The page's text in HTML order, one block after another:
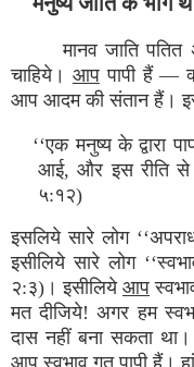
मानव जाति
चाहिये। आपपापी हैं —
आप आदम की संतान हैं।
‘‘एक मनुष्य के द्वारा
आई, और इस रीति से
५:१२)
इसलिये सारे लोग
इसीलिये सारे लोग
२:३)। इसीलिये आप
मत दीजिये! अगर हम
दास नहीं बना सकता
आप स्वभाव गत पापी हैं।